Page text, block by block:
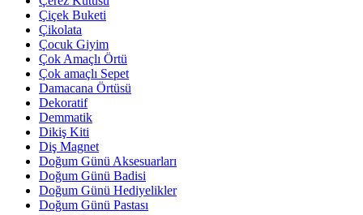
Çiçek Buketi
Çikolata
Çocuk Giyim
Çok Amaçlı Örtü
Çok amaçlı Sepet
Damacana Örtüsü
Dekoratif
Demmatik
Dikiş Kiti
Diş Magnet
Doğum Günü Aksesuarları
Doğum Günü Badisi
Doğum Günü Hediyelikler
Doğum Günü Pastası